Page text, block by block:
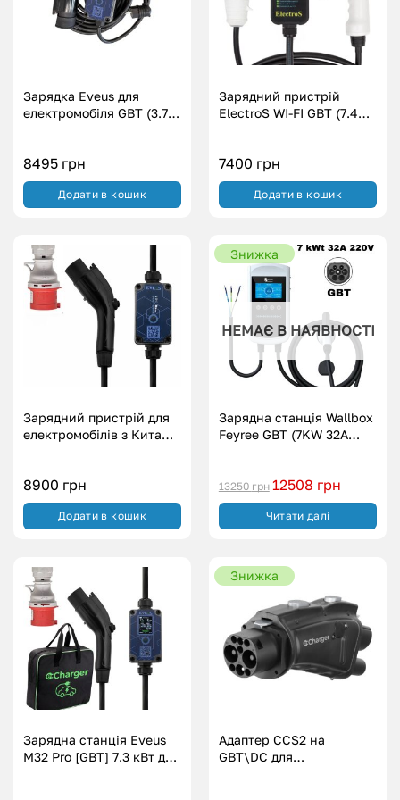
Зарядка Eveus для
електромобіля GBT (3.7
8495 грн
Додати в кошик
Зарядний пристрій
ElectroS WI-FI GBT (7.4
7400 грн
Додати в кошик
Зарядний пристрій для
електромобілів з Китаю
8900 грн
Додати в кошик
Знижка
НЕМАЄ В НАЯВНОСТІ
Зарядна станція Wallbox
Feyree GBT (7KW 32A
13250 грн 12508 грн
Читати далі
Зарядна станція Eveus
M32 Pro [GBT] 7.3 кВт для
Знижка
Адаптер CCS2 на
GBT\DC для